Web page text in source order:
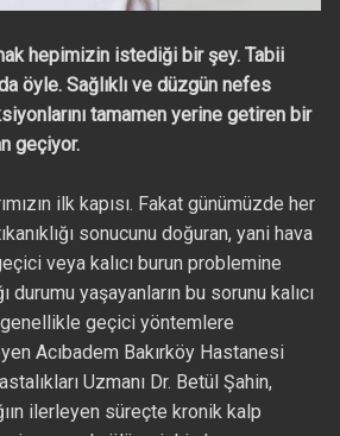
hepimizin istediği bir şey. Tabii
öyle. Sağlıklı ve düzgün nefes
tamamen yerine getiren bir
geçiyor.
ilk kapısı. Fakat günümüzde her
sonucunu doğuran, yani hava
veya kalıcı burun problemine
durumu yaşayanların bu sorunu kalıcı
geçici yöntemlere
Acıbadem Bakırköy Hastanesi
Uzmanı Dr. Betül Şahin,
ilerleyen süreçte kronik kalp